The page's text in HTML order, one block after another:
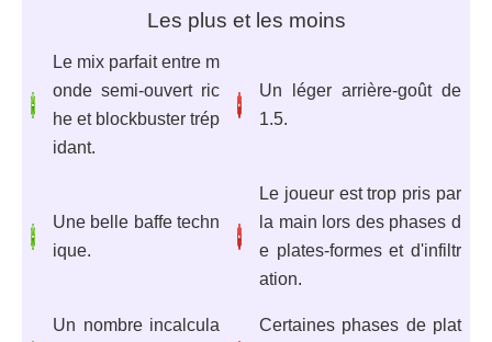
Les plus et les moins
Le mix parfait entre m
onde semi-ouvert ric
he et blockbuster trép
idant.
Un léger arrière-goût de
1.5.
Une belle baffe techn
ique.
Le joueur est trop pris par
la main lors des phases d
e plates-formes et d'infiltr
ation.
Un nombre incalcula
Certaines phases de plat